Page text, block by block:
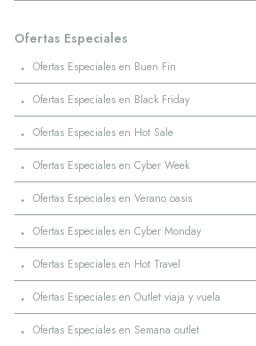
Ofertas Especiales
· Ofertas Especiales en Buen Fin
· Ofertas Especiales en Black Friday
· Ofertas Especiales en Hot Sale
· Ofertas Especiales en Cyber Week
· Ofertas Especiales en Verano oasis
· Ofertas Especiales en Cyber Monday
· Ofertas Especiales en Hot Travel
· Ofertas Especiales en Outlet viaja y vuela
· Ofertas Especiales en Semana outlet